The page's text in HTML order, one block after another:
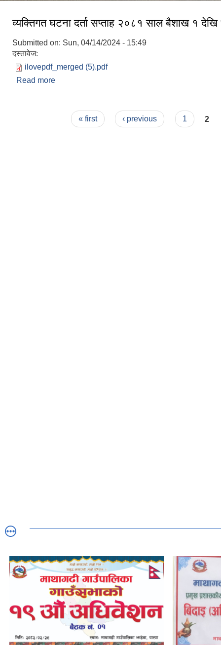
व्यक्तिगत घटना दर्ता सप्ताह २०८१ साल बैशाख १
Submitted on: Sun, 04/14/2024 - 15:49
दस्तावेज:
ilovepdf_merged (5).pdf
Read more
« first ‹ previous 1 2